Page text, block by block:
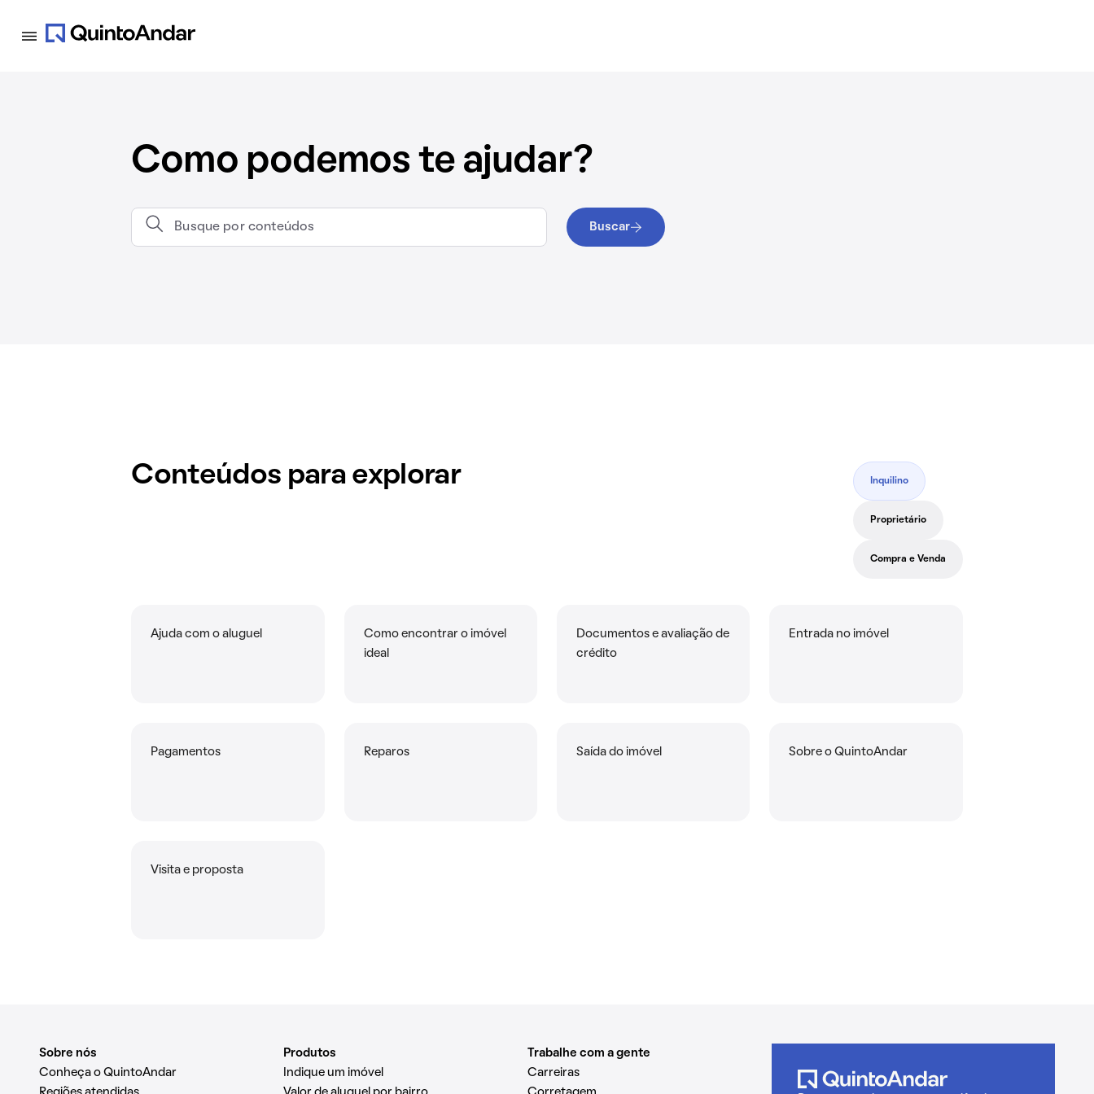
Como podemos te ajudar?
Buscar
Conteúdos para explorar Inquilino
Proprietário
Compra e Venda
Ajuda com o aluguel
Como encontrar o imóvel
ideal
Documentos e avaliação de
crédito
Entrada no imóvel
Pagamentos Reparos Saída do imóvel Sobre o QuintoAndar
Visita e proposta
Sobre nós
Conheça o QuintoAndar
Produtos
Indique um imóvel
Trabalhe com a gente
Carreiras